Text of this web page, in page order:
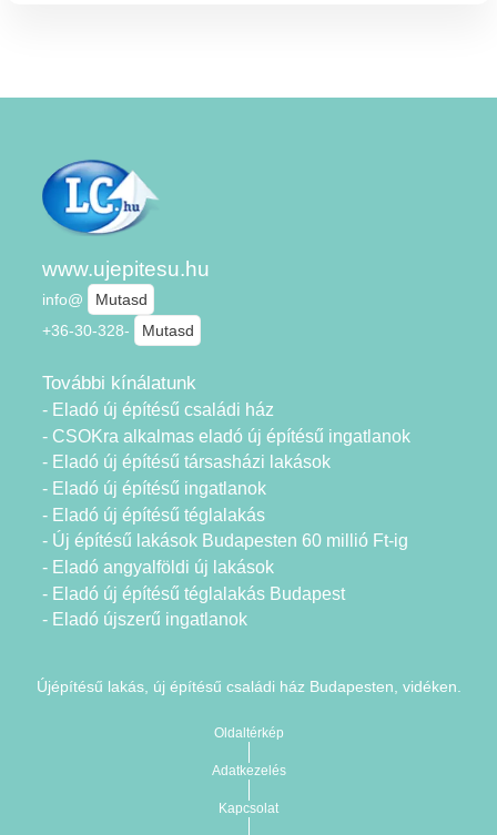
www.ujepitesu.hu
info@
Mutasd
+36-30-328-
Mutasd
További kínálatunk
- Eladó új építésű családi ház
- CSOKra alkalmas eladó új építésű ingatlanok
- Eladó új építésű társasházi lakások
- Eladó új építésű ingatlanok
- Eladó új építésű téglalakás
- Új építésű lakások Budapesten 60 millió Ft-ig
- Eladó angyalföldi új lakások
- Eladó új építésű téglalakás Budapest
- Eladó újszerű ingatlanok
Újépítésű lakás, új építésű családi ház Budapesten, vidéken.
Oldaltérkép
Adatkezelés
Kapcsolat